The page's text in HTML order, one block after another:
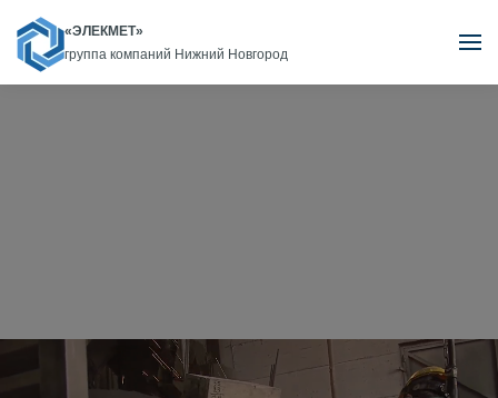
Skip to main content
«ЭЛЕКМЕТ»
группа компаний Нижний Новгород